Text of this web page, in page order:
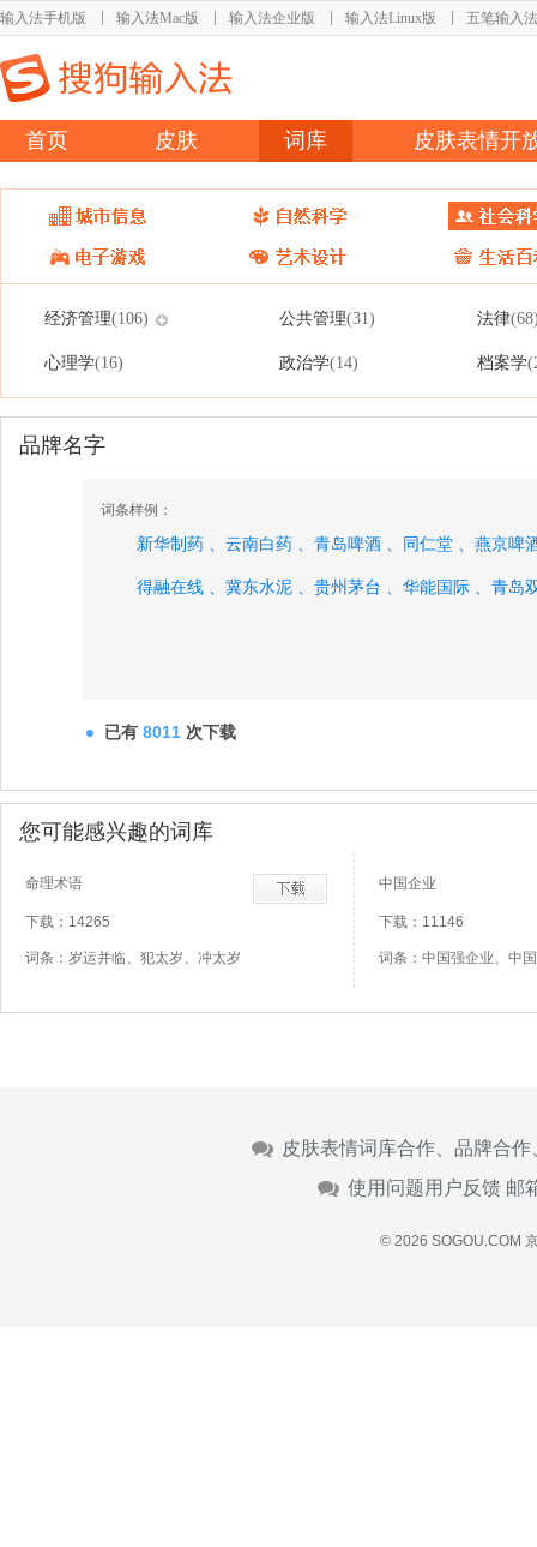
输入法手机版 输入法Mac版 输入法企业版 输入法Linux版 五笔输入法
首页 皮肤 词库 皮肤表情开
经济管理(106) 公共管理(31) 法律
心理学(16) 政治学(14) 档案学
品牌名字
词条样例：
新华制药 、 云南白药 、 青岛啤酒 、 同仁堂 、 燕京啤
得融在线 、 冀东水泥 、 贵州茅台 、 华能国际 、 青岛
已有 8011 次下载
您可能感兴趣的词库
命理术语
下载：14265
词条：岁运并临、犯太岁、冲太岁
中国企业
下载：11146
词条：中国强企业、中
皮肤表情词库合作、品牌合
使用问题用户反馈 邮
© 2026 SOGOU.COM